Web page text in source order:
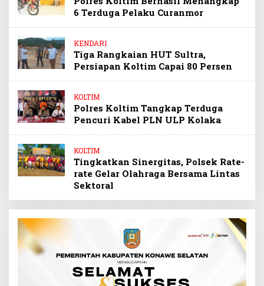
6 Terduga Pelaku Curanmor
KENDARI
Tiga Rangkaian HUT Sultra,
Persiapan Koltim Capai 80 Persen
KOLTIM
Polres Koltim Tangkap Terduga
Pencuri Kabel PLN ULP Kolaka
KOLTIM
Tingkatkan Sinergitas, Polsek Rate-
rate Gelar Olahraga Bersama Lintas
Sektoral